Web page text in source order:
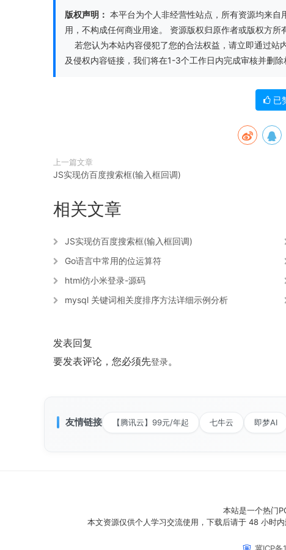
版权声明： 本平台为个人非经营性站点，所有资源均来
用，不构成任何商业用途。 资源版权归原作者或版权方所
若您认为本站内容侵犯了您的合法权益，请立即通过站
及侵权内容链接，我们将在1-3个工作日内完成审核并删除
已
上一篇文章
JS实现仿百度搜索框(输入框回调)
相关文章
JS实现仿百度搜索框(输入框回调)
Go语言中常用的位运算符
html仿小米登录-源码
mysql 关键词相关度排序方法详细示例分析
发表回复
要发表评论，您必须先登录。
友情链接 【腾讯云】99元/年起 七牛云 即梦AI
本站是一个热门
本文资源仅供个人学习交流使用，下载后请于 48 小时